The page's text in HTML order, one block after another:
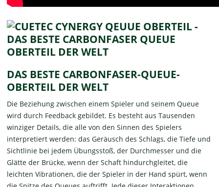
DAS BESTE CARBONFASER-QUEUE-
OBERTEIL DER WELT
Die Beziehung zwischen einem Spieler und seinem Queue
wird durch Feedback gebildet. Es besteht aus Tausenden
winziger Details, die alle von den Sinnen des Spielers
interpretiert werden: das Geräusch des Schlags, die Tiefe und
Sichtlinie bei jedem Übungsstoß, der Durchmesser und die
Glätte der Brücke, wenn der Schaft hindurchgleitet, die
leichten Vibrationen, die der Spieler in der Hand spürt, wenn